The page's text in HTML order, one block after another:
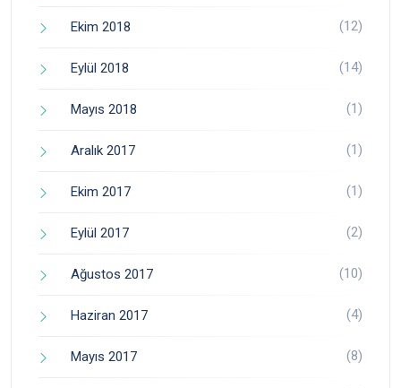
Ekim 2018 (12)
Eylül 2018 (14)
Mayıs 2018 (1)
Aralık 2017 (1)
Ekim 2017 (1)
Eylül 2017 (2)
Ağustos 2017 (10)
Haziran 2017 (4)
Mayıs 2017 (8)